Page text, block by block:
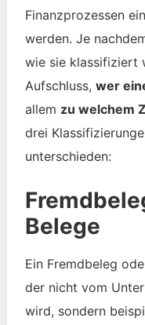
Finanzprozessen
werden. Je
wie sie klassifiziert
Aufschluss, wer
allem zu welchem
drei
unterschieden:
Belege
Ein Fremdbeleg
der nicht vom
wird, sondern